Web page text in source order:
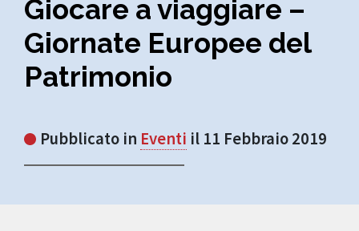
Giocare a viaggiare –
Giornate Europee del
Patrimonio
Pubblicato in Eventi il 11 Febbraio 2019